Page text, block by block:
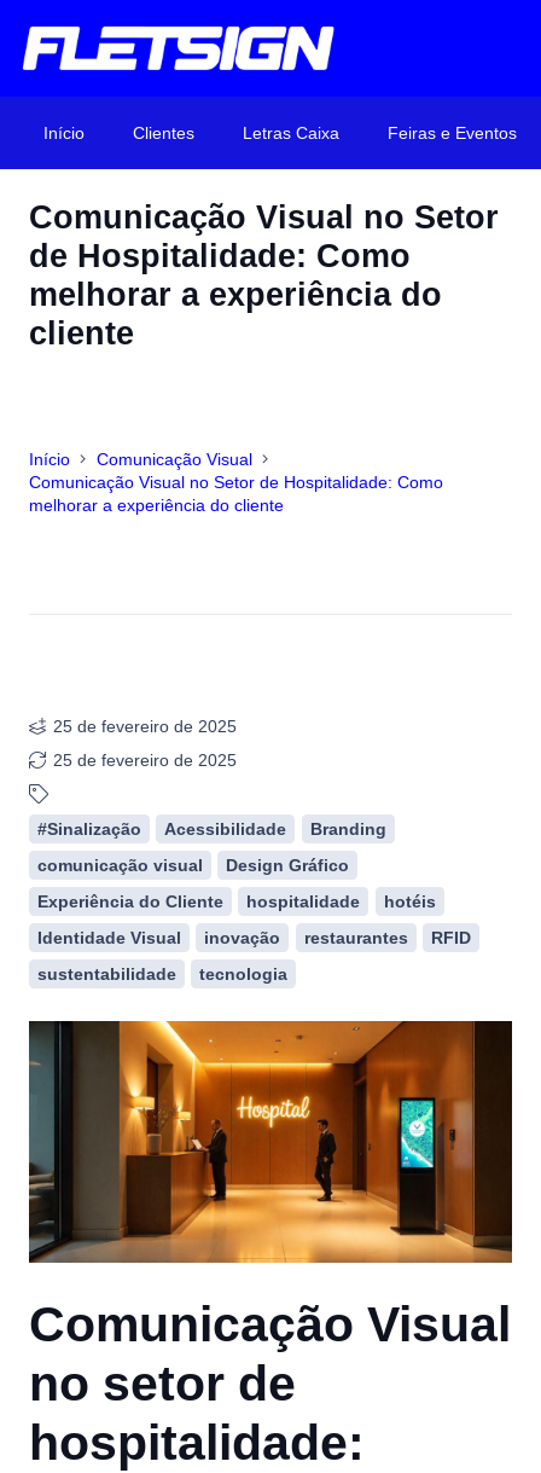
Início Clientes Letras Caixa Feiras e Eventos
Comunicação Visual no Setor
de Hospitalidade: Como
melhorar a experiência do
cliente
Início
Comunicação Visual
Comunicação Visual no Setor de Hospitalidade: Como
melhorar a experiência do cliente
25 de fevereiro de 2025
25 de fevereiro de 2025
#Sinalização Acessibilidade
Branding
comunicação visual
Design Gráfico
Experiência do Cliente
hospitalidade
hotéis
Identidade Visual
inovação restaurantes
RFID
sustentabilidade
tecnologia
Comunicação Visual
no setor de
hospitalidade: